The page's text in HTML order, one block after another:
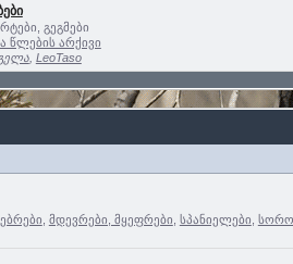
გეგმები
წლების არქივი
, LeoTaso
მდევრები, მყეფრები სპანიელები